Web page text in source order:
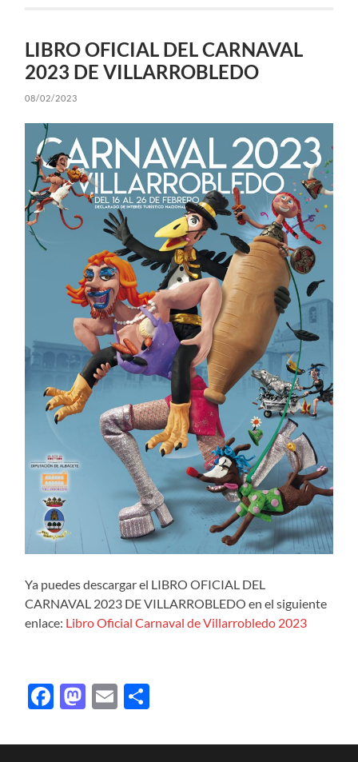
LIBRO OFICIAL DEL CARNAVAL
2023 DE VILLARROBLEDO
08/02/2023
Ya puedes descargar el LIBRO OFICIAL DEL
CARNAVAL 2023 DE VILLARROBLEDO en el siguiente
enlace: Libro Oficial Carnaval de Villarrobledo 2023
Facebook
Mastodon
Email